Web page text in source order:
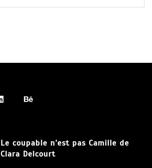
Le coupable n’est pas Camille de
Clara Delcourt